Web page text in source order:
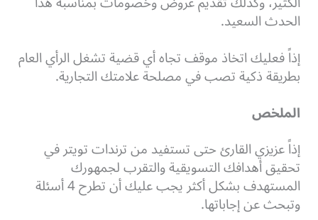
الحدث السعيد.
إذاً فعليك اتخاذ موقف تجاه أي قضية تشغل الرأي العام
بطريقة ذكية تصب في مصلحة علامتك التجارية.
الملخص
إذاً عزيزي القارئ حتى تستفيد من ترندات تويتر في
تحقيق أهدافك التسويقية والتقرب لجمهورك
المستهدف بشكل أكثر يجب عليك أن تطرح 4 أسئلة
وتبحث عن إجاباتها.